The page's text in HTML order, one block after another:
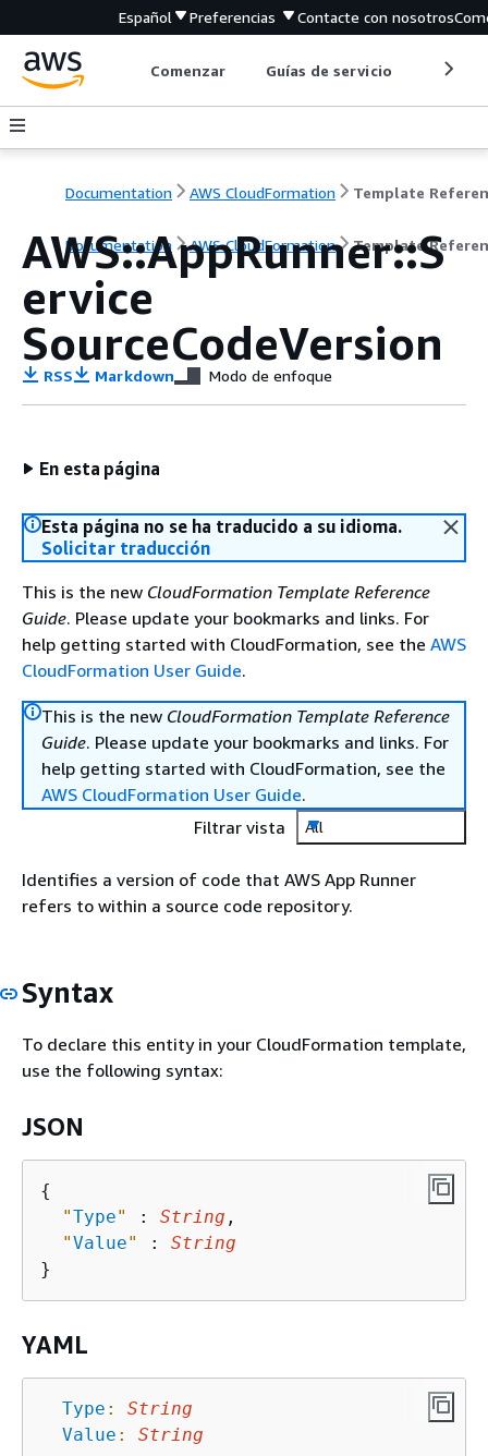
Español Preferencias Contacte con nosotros
Comenzar Guías de servicio
Documentation AWS CloudFormation Template
Documentation AWS CloudFormation Template
AWS::AppRunner::S
ervice
SourceCodeVersion
RSS Markdown Modo de enfoque
En esta página
Esta página no se ha traducido a su idioma.
Solicitar traducción
This is the new CloudFormation Template Reference
Guide. Please update your bookmarks and links. For
help getting started with CloudFormation, see the AWS
CloudFormation User Guide.
This is the new CloudFormation Template Reference
Guide. Please update your bookmarks and links. For
help getting started with CloudFormation, see the
AWS CloudFormation User Guide.
Filtrar vista
All
Identifies a version of code that AWS App Runner
refers to within a source code repository.
Syntax
To declare this entity in your CloudFormation template,
use the following syntax:
JSON
{
"Type" : String ,
"Value" : String
YAML
Type :
String
Value : String